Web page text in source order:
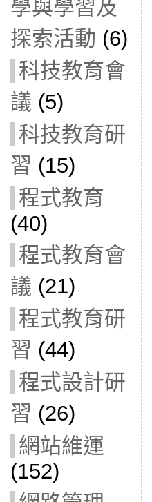
學與學習及
探索活動 (6)
科技教育會
議 (5)
科技教育研
習 (15)
程式教育
(40)
程式教育會
議 (21)
程式教育研
習 (44)
程式設計研
習 (26)
網站維運
(152)